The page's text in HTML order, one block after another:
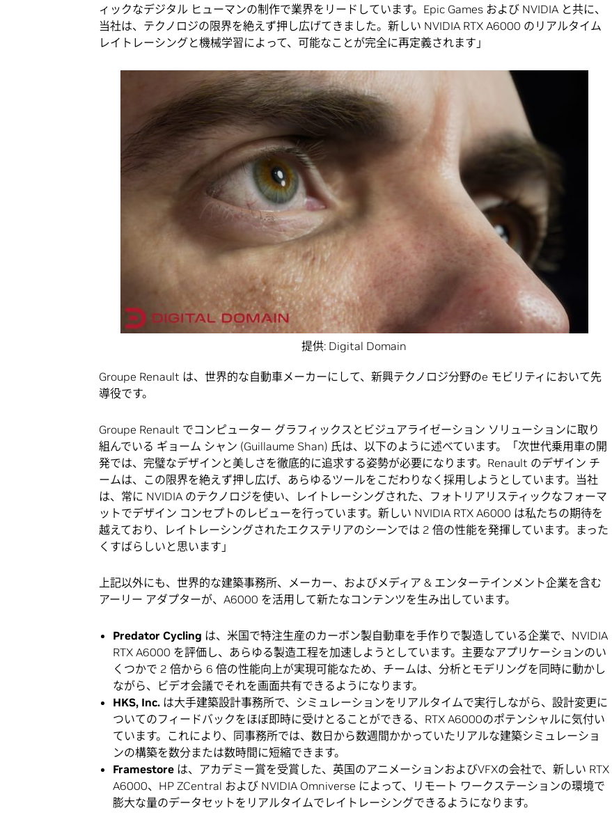
ィックなデジタル ヒューマンの制作で業界をリードしています。Epic Games および NVIDIA と共に、
当社は、テクノロジの限界を絶えず押し広げてきました。新しい NVIDIA RTX A6000 のリアルタイム
レイトレーシングと機械学習によって、可能なことが完全に再定義されます」
提供: Digital Domain
Groupe Renault は、世界的な自動車メーカーにして、新興テクノロジ分野のe モビリティにおいて先
導役です。
Groupe Renault でコンピューター グラフィックスとビジュアライゼーション ソリューションに取り
組んでいる ギョーム シャン (Guillaume Shan) 氏は、以下のように述べています。「次世代乗用車の開
発では、完璧なデザインと美しさを徹底的に追求する姿勢が必要になります。Renault のデザイン チ
ームは、この限界を絶えず押し広げ、あらゆるツールをこだわりなく採用しようとしています。当社
は、常に NVIDIA のテクノロジを使い、レイトレーシングされた、フォトリアリスティックなフォーマ
ットでデザイン コンセプトのレビューを行っています。新しい NVIDIA RTX A6000 は私たちの期待を
越えており、レイトレーシングされたエクステリアのシーンでは 2 倍の性能を発揮しています。まった
くすばらしいと思います」
上記以外にも、世界的な建築事務所、メーカー、およびメディア & エンターテインメント企業を含む
アーリー アダプターが、A6000 を活用して新たなコンテンツを生み出しています。
Predator Cycling は、米国で特注生産のカーボン製自動車を手作りで製造している企業で、NVIDIA
RTX A6000 を評価し、あらゆる製造工程を加速しようとしています。主要なアプリケーションのい
くつかで 2 倍から 6 倍の性能向上が実現可能なため、チームは、分析とモデリングを同時に動かし
ながら、ビデオ会議でそれを画面共有できるようになります。
HKS, Inc. は大手建築設計事務所で、シミュレーションをリアルタイムで実行しながら、設計変更に
ついてのフィードバックをほぼ即時に受けとることができる、RTX A6000のポテンシャルに気付い
ています。これにより、同事務所では、数日から数週間かかっていたリアルな建築シミュレーショ
ンの構築を数分または数時間に短縮できます。
Framestore は、アカデミー賞を受賞した、英国のアニメーションおよびVFXの会社で、新しい RTX
A6000、HP ZCentral および NVIDIA Omniverse によって、リモート ワークステーションの環境で
膨大な量のデータセットをリアルタイムでレイトレーシングできるようになります。